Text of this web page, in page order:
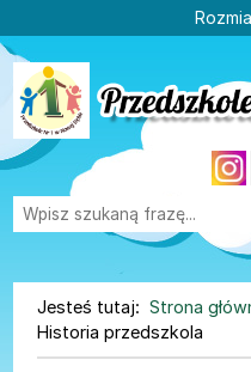
Przejdź do głównej treści
«
1
Jesteś tutaj: Strona
Historia przedszkola